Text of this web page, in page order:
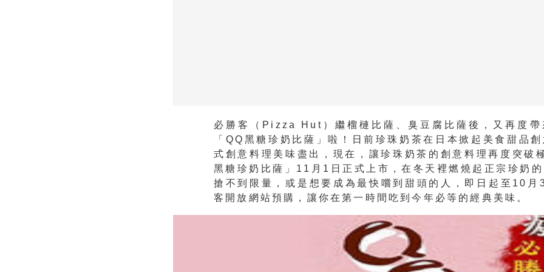
必勝客（Pizza Hut）繼榴槤比薩、臭豆腐比薩後，又再度帶
「QQ黑糖珍奶比薩」啦！日前珍珠奶茶在日本掀起美食甜品
式創意料理美味盡出，現在，讓珍珠奶茶的創意料理再度突破
黑糖珍奶比薩」11月1日正式上市，在冬天裡燃燒起正宗珍奶
搶不到限量，或是想要成為最快嚐到甜頭的人，即日起至10月
客開放網站預購，讓你在第一時間吃到今年必等的經典美味。